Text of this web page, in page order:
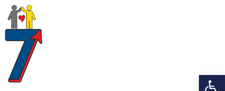
Open toolbar